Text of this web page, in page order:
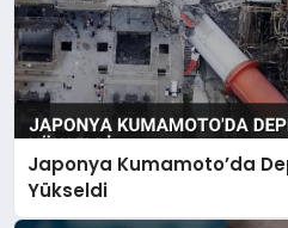
Japonya Kumamoto’da
Yükseldi